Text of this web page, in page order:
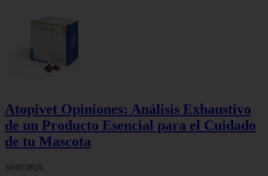
Atopivet Opiniones: Análisis Exhaustivo
de un Producto Esencial para el Cuidado
de tu Mascota
30/05/2026